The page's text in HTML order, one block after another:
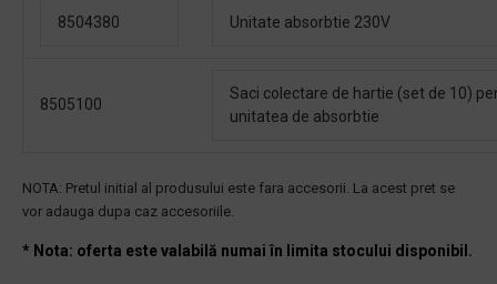
8504380 Unitate absorbtie 230V
8505100
Saci colectare de hartie (set de 10)
unitatea de absorbtie
NOTA: Pretul initial al produsului este fara accesorii. La acest pret se
vor adauga dupa caz accesoriile.
* Nota: oferta este valabilă numai în limita stocului disponibil.